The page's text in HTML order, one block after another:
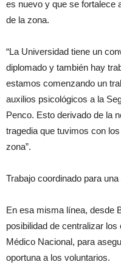
es nuevo y que se fortalece
de la zona.
“La Universidad tiene un
diplomado y también hay
estamos comenzando un
auxilios psicológicos a la
Penco. Esto derivado de la
tragedia que tuvimos con
zona”.
Trabajo coordinado para
En esa misma línea, desde
posibilidad de centralizar
Médico Nacional, para
oportuna a los voluntarios.